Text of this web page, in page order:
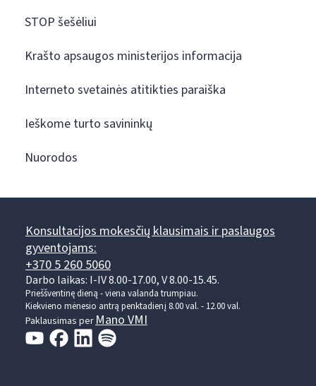
STOP šešėliui
Krašto apsaugos ministerijos informacija
Interneto svetainės atitikties paraiška
Ieškome turto savininkų
Nuorodos
Konsultacijos mokesčių klausimais ir paslaugos
gyventojams:
+370 5 260 5060
Darbo laikas: I-IV 8.00-17.00, V 8.00-15.45.
Prieššventinę dieną - viena valanda trumpiau.
Kiekvieno mėnesio antrą penktadienį 8.00 val. - 12.00 val.
Paklausimas perMano VMI